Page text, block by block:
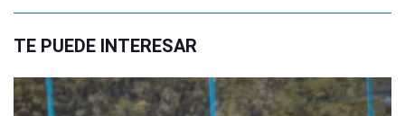
TE PUEDE INTERESAR